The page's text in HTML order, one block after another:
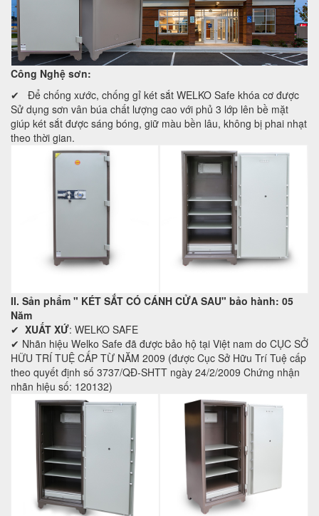
Công Nghệ sơn:
✔ Để chống xước, chống gỉ két sắt WELKO Safe khóa cơ được
Sử dụng sơn vân búa chất lượng cao với phủ 3 lớp lên bề mặt
giúp két sắt được sáng bóng, giữ màu bền lâu, không bị phai nhạt
theo thời gian.
II. Sản phẩm " KÉT SẮT CÓ CÁNH CỬA SAU" bảo hành: 05
Năm
✔ XUẤT XỨ: WELKO SAFE
✔ Nhãn hiệu Welko Safe đã được bảo hộ tại Việt nam do CỤC SỞ
HỮU TRÍ TUỆ CẤP TỪ NĂM 2009 (được Cục Sở Hữu Trí Tuệ cấp
theo quyết định số 3737/QĐ-SHTT ngày 24/2/2009 Chứng nhận
nhãn hiệu số: 120132)